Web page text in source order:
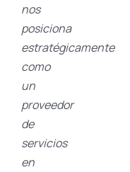
nos
posiciona
estratégicamente
como
un
proveedor
de
servicios
en